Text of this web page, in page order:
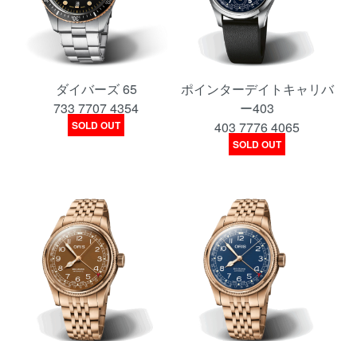
ダイバーズ 65
733 7707 4354
SOLD OUT
ポインターデイトキャリバ
ー403
403 7776 4065
SOLD OUT